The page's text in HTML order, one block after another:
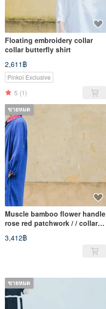
Floating embroidery collar
collar butterfly shirt
2,611฿
Pinkoi Exclusive
5 (1)
ขายหมด
Muscle bamboo flower handle
rose red patchwork / / collar
collar seven-point sleeve long
blouse
3,412฿
ขายหมด